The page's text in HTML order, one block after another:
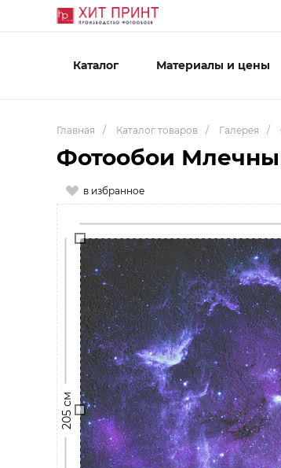
Каталог Материалы и цены
Главная / Каталог товаров / Галерея /
Фотообои
в избранное
205 см